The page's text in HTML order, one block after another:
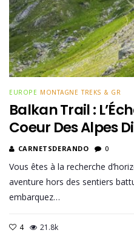
EUROPE MONTAGNE TREKS & GR
Balkan Trail :
Coeur Des Alpes
CARNETSDERANDO 0
Vous êtes à la recherche
aventure hors des sentiers
embarquez…
4 21.8k